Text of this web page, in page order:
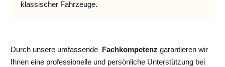
klassischer Fahrzeuge.
Durch unsere umfassende Fachkompetenz garantieren wir
Ihnen eine professionelle und persönliche Unterstützung bei